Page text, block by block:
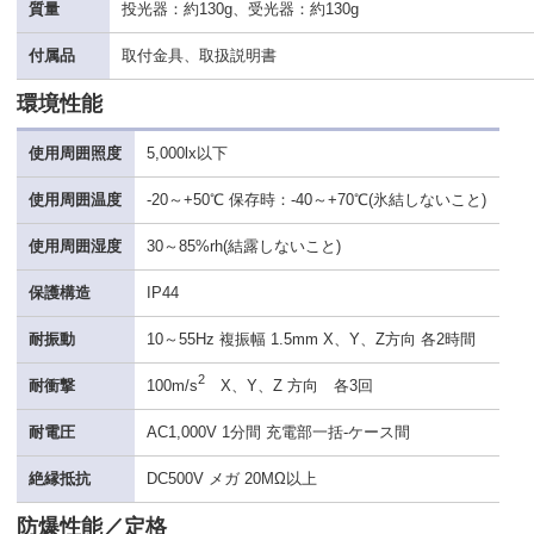
質量 投光器：約130g、受光器：約130g
付属品 取付金具、取扱説明書
環境性能
使用周囲照度 5,000lx以下
使用周囲温度 -20～+50℃ 保存時：-40～+70℃(氷結しないこと)
使用周囲湿度 30～85%rh(結露しないこと)
保護構造 IP44
耐振動 10～55Hz 複振幅 1.5mm X、Y、Z方向 各2時間
耐衝撃 100m/s2 X、Y、Z 方向 各3回
耐電圧 AC1,000V 1分間 充電部一括-ケース間
絶縁抵抗 DC500V メガ 20MΩ以上
防爆性能／定格